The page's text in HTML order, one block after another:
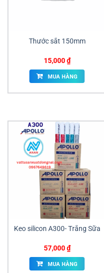
Thước sắt 150mm
15,000₫
MUA HÀNG
Keo silicon A300- Trắng Sữa
57,000₫
MUA HÀNG